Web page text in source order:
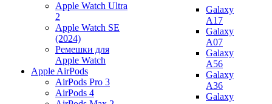
Apple Watch Ultra
2
Apple Watch SE
(2024)
Ремешки для
Apple Watch
Apple AirPods
AirPods Pro 3
AirPods 4
Galaxy
A17
Galaxy
A07
Galaxy
A56
Galaxy
A36
Galaxy